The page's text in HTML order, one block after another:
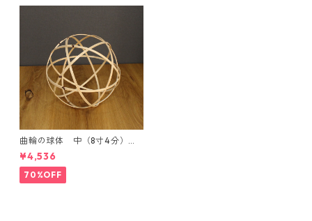
曲輪の球体 中（8寸4分）
【エンブレムオブジェ発売記
念・限定特別価格】
¥4,536
70%OFF